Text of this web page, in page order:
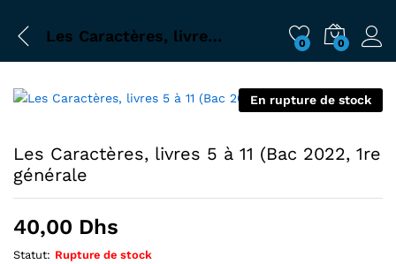
Les Caractères, livres 5 à 11 (Bac 2022, 1re générale 0 0
En rupture de stock
Les Caractères, livres 5 à 11 (Bac 2022, 1re
générale
40,00 Dhs
Statut: Rupture de stock